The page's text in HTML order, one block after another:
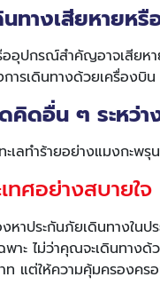
นทางเสียหายห
อุปกรณ์สำคัญอาจเสียหา
การเดินทางด้วยเครื่องบิ
คิดอื่น ๆ ระหว่า
เลทำร้ายอย่างแมงกะพ
เทศอย่างสบาย
าประกันภัยเดินทางในป
ฉพาะ ไม่ว่าคุณจะเดินทา
แต่ให้ความคุ้มครองคร